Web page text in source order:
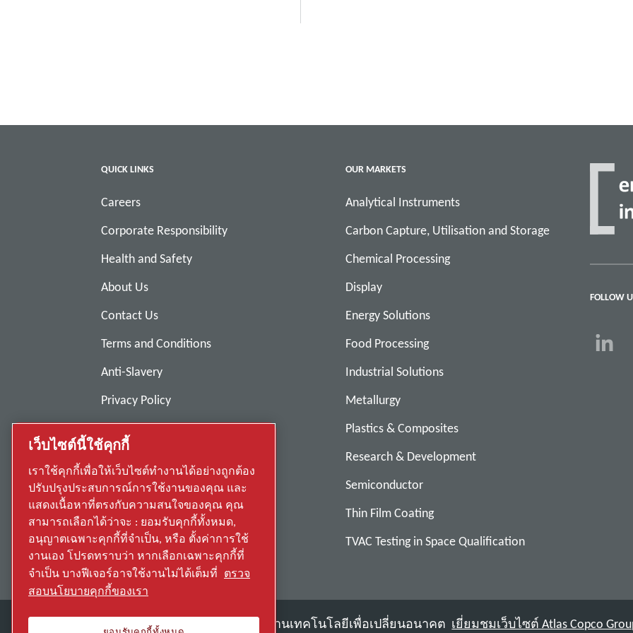
QUICK LINKS
Careers
Corporate Responsibility
Health and Safety
About Us
Contact Us
Terms and Conditions
Anti-Slavery
Privacy Policy
Report Misconduct
Suppliers
Accessibility
OUR MARKETS
Analytical Instruments
Carbon Capture, Utilisation and Storage
Chemical Processing
Display
Energy Solutions
Food Processing
Industrial Solutions
Metallurgy
Plastics & Composites
Research & Development
Semiconductor
Thin Film Coating
TVAC Testing in Space Qualification
FOLLOW
ค้นพบวิธีที่ Atlas Copco Group ใช้งานเทคโนโลยีเพื่อเปลี่ยนอนาคต เยี่ยมชมเว็บไซต์ Atlas Copco
เว็บไซต์นี้ใช้คุกกี้
เราใช้คุกกี้เพื่อให้เว็บไซต์ทำงานได้อย่างถูกต้อง
ปรับปรุงประสบการณ์การใช้งานของคุณ และ
แสดงเนื้อหาที่ตรงกับความสนใจของคุณ คุณ
สามารถเลือกได้ว่าจะ : ยอมรับคุกกี้ทั้งหมด,
อนุญาตเฉพาะคุกกี้ที่จำเป็น, หรือ ตั้งค่าการใช้
งานเอง โปรดทราบว่า หากเลือกเฉพาะคุกกี้ที่
จำเป็น บางฟีเจอร์อาจใช้งานไม่ได้เต็มที่ ตรวจ
สอบนโยบายคุกกี้ของเรา